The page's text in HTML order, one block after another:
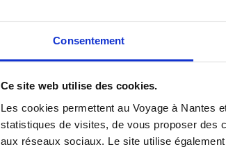
Consentement
Ce site web utilise des cookies.
Les cookies permettent au Voyage à Nantes
statistiques de visites, de vous proposer des
aux réseaux sociaux. Le site utilise